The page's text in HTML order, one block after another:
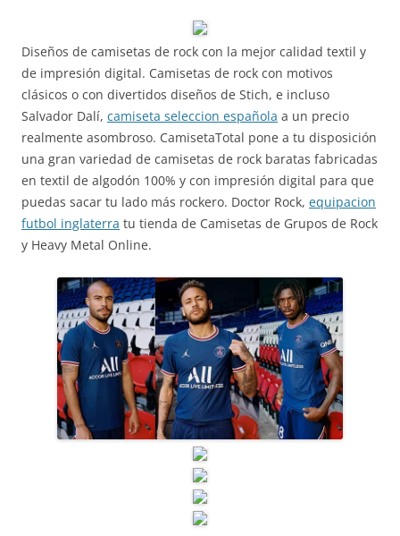
Diseños de camisetas de rock con la mejor calidad textil y
de impresión digital. Camisetas de rock con motivos
clásicos o con divertidos diseños de Stich, e incluso
Salvador Dalí, camiseta seleccion española a un precio
realmente asombroso. CamisetaTotal pone a tu disposición
una gran variedad de camisetas de rock baratas fabricadas
en textil de algodón 100% y con impresión digital para que
puedas sacar tu lado más rockero. Doctor Rock, equipacion
futbol inglaterra tu tienda de Camisetas de Grupos de Rock
y Heavy Metal Online.